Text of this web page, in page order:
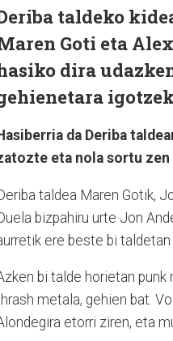
taldeko
Goti eta Alex
dira
da Deriba
eta nola sortu zen
taldea Maren Gotik,
bizpahiru urte Jon
ere beste bi
bi talde horietan
metala, gehien bat.
etorri ziren, eta